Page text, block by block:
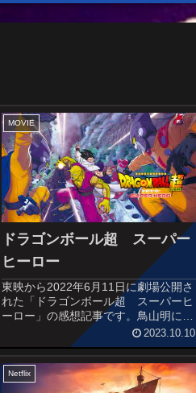
MOVIE
ドラゴンボール超 スーパー
ヒーロー
東映から2022年6月11日に劇場公開さ
れた「ドラゴンボール超 スーパーヒ
ーロー」の感想記事です。鳥山明によ
る大ヒット漫画「ドラゴンボール」を
原作とする劇場版アニメで、アニメ
『ドラゴンボール』シリーズの劇場版
第21作目。 2015～18年に...
2023.10.10
Netflix